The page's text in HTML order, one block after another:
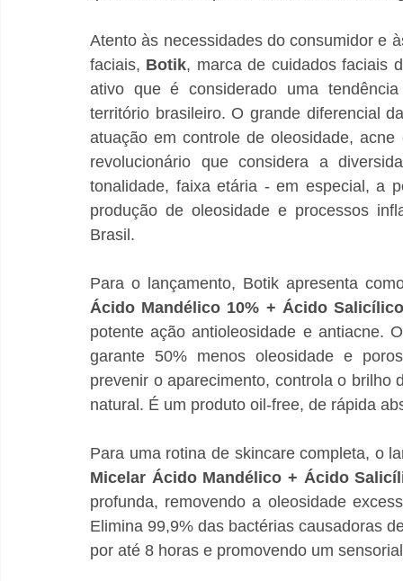
Atento às necessidades do consumidor e
faciais, Botik, marca de cuidados faciais
ativo que é considerado uma
território brasileiro. O grande diferencial
atuação em controle de oleosidade,
revolucionário que considera a
tonalidade, faixa etária - em especial, a
produção de oleosidade e processos
Brasil.
Para o lançamento, Botik apresenta
Ácido Mandélico 10% + Ácido
potente ação antioleosidade e antiacne.
garante 50% menos oleosidade e
prevenir o aparecimento, controla o brilho
natural. É um produto oil-free, de rápida
Para uma rotina de skincare completa, o
Micelar Ácido Mandélico + Ácido
profunda, removendo a oleosidade
Elimina 99,9% das bactérias causadoras
por até 8 horas e promovendo um